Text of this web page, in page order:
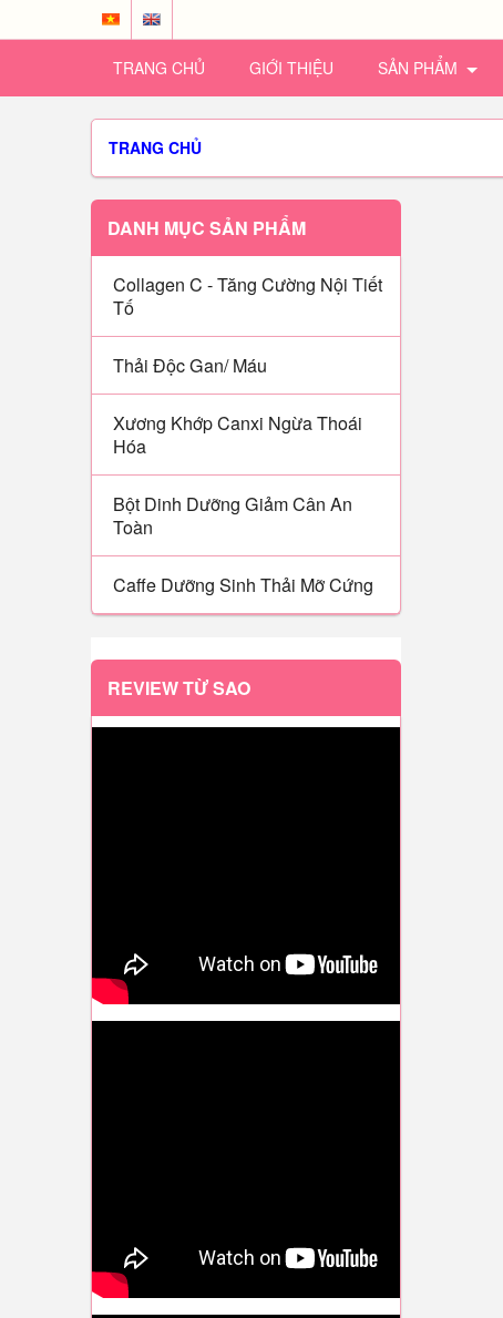
TRANG CHỦ GIỚI THIỆU SẢN PHẨM
TRANG CHỦ
DANH MỤC SẢN PHẨM
Collagen C - Tăng Cường Nội Tiết
Tố
Thải Độc Gan/ Máu
Xương Khớp Canxi Ngừa Thoái
Hóa
Bột Dinh Dưỡng Giảm Cân An
Toàn
Caffe Dưỡng Sinh Thải Mỡ Cứng
REVIEW TỪ SAO